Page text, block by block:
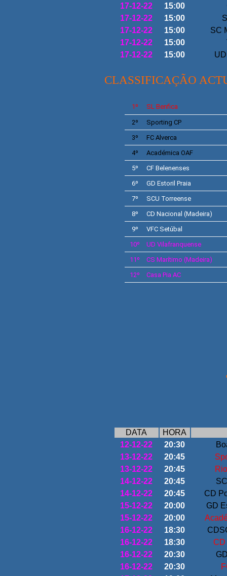
17-12-22
15:00
17-12-22
15:00
17-12-22
15:00
SC
17-12-22
15:00
17-12-22
15:00
CLASSIFICAÇÃO
1º SL Benfica
2º Sporting CP
3º
FC Alverca
4º
Académica OAF
5º
CF Belenenses
6º
GD Estoril Praia
7º
SCU Torreense
8º
CD Nacional (Madeira)
9º
VFCSetúbal
10º
UD Vilafranquense
11º
CS Marítimo (Madeira)
12º
Casa Pia AC
DATA
HORA
12-12-22
20:30
13-12-22
20:45
13-12-22
20:45
14-12-22
20:45
14-12-22
20:45
CD
15-12-22
20:00
GD
15-12-22
20:00
16-12-22
18:30
16-12-22
18:30
16-12-22
20:30
16-12-22
20:30